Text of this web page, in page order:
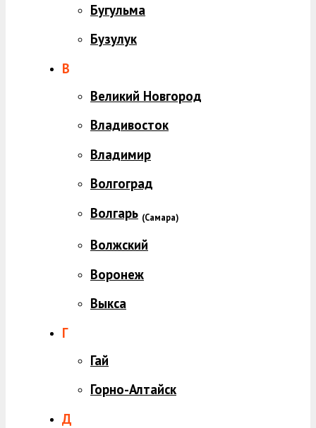
Бугульма
Бузулук
В
Великий Новгород
Владивосток
Владимир
Волгоград
Волгарь (Самара)
Волжский
Воронеж
Выкса
Г
Гай
Горно-Алтайск
Д